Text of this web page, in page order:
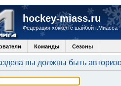
hockey-miass.ru
Федерация хоккея с шайбой г.Миасса
Команды Сезоны
вы должны быть